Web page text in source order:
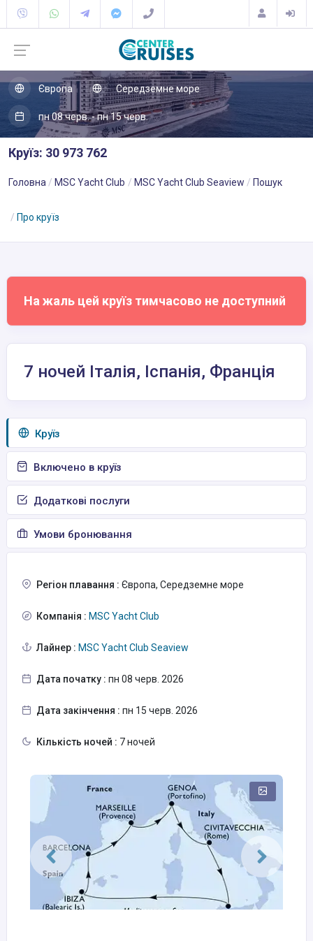
Європа Середземне море
пн 08 черв. - пн 15 черв.
Круїз: 30 973 762
Головна MSC Yacht Club MSC Yacht Club Seaview Пошук
Про круїз
На жаль цей круїз тимчасово не доступний
7 ночей Італія, Іспанія, Франція
Круїз
Включено в круїз
Додаткові послуги
Умови бронювання
Регіон плавання : Європа, Середземне море
Компанія : MSC Yacht Club
Лайнер : MSC Yacht Club Seaview
Дата початку : пн 08 черв. 2026
Дата закінчення : пн 15 черв. 2026
Кількість ночей : 7 ночей